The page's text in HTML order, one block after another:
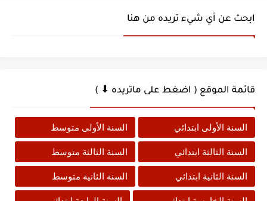
ابحث عن أي شيء تريده من هنا
قائمة الموقع ( اضغط على ماتريده ⬇ )
السنة الأولى ابتدائي السنة الأولى متوسط
السنة الثالثة ابتدائي السنة الثالثة متوسط
السنة الثانية ابتدائي السنة الثانية متوسط